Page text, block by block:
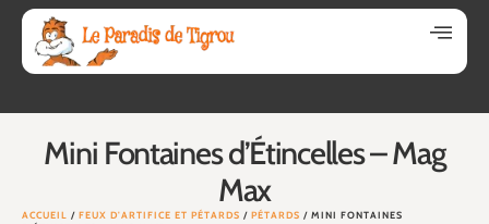
Mini Fontaines d’Étincelles – Mag
Max
ACCUEIL / FEUX D'ARTIFICE ET PÉTARDS / PÉTARDS / MINI FONTAINES